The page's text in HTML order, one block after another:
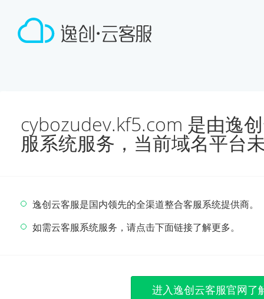
cybozudev.kf5.com 是由逸
服系统服务，当前域名平台
逸创云客服是国内领先的全渠道整合客服系统提供商。
如需云客服系统服务，请点击下面链接了解更多。
进入逸创云客服官网了